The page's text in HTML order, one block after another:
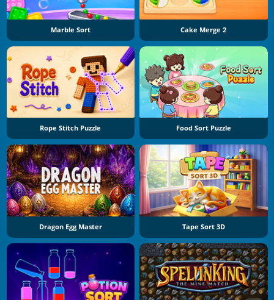
Marble Sort Cake Merge 2
Rope Stitch Puzzle Food Sort Puzzle
Dragon Egg Master Tape Sort 3D